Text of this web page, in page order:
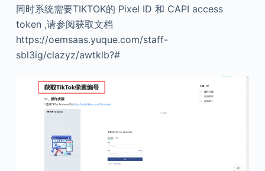
同时系统需要TIKTOK的 Pixel ID 和 CAPI access
token ,请参阅获取文档
https://oemsaas.yuque.com/staff-
sbl3ig/clazyz/awtklb?#